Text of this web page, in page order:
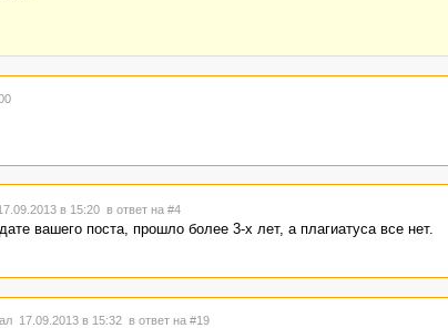
в 15:20 в ответ на #4
вашего поста, прошло более 3-х лет, а плагиатуса все нет.
17.09.2013 в 15:32 в ответ на #19